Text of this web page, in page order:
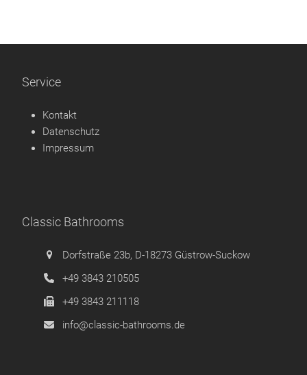
Service
Kontakt
Datenschutz
Impressum
Classic Bathrooms
Dorfstraße 23b, D-18273 Güstrow-Suckow
+49 3843 210505
+49 3843 211118
info@classic-bathrooms.de